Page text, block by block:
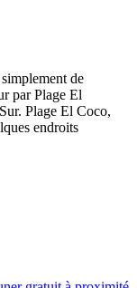
de
par Plage El
Plage El Coco,
endroits